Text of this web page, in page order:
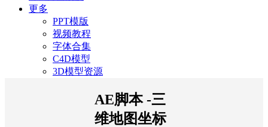
更多
PPT模版
视频教程
字体合集
C4D模型
3D模型资源
AE脚本 -三
维地图坐标